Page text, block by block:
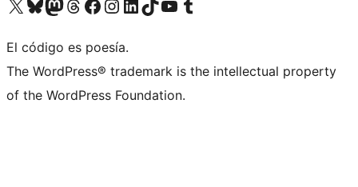
Visita nuestra cuenta de X (anteriormente Twitter)
Visita nuestra cuenta de Bluesky
Visita nuestra cuenta de Mastodon
Visita nuestra cuenta de Threads
Visita nuestra página de Facebook
Visita nuestra cuenta de Instagram
Visita nuestra cuenta de LinkedIn
Visita nuestra cuenta de TikTok
Visita nuestro canal de YouTube
Visita nuestra cuenta de Tumblr
El código es poesía.
The WordPress® trademark is the intellectual property
of the WordPress Foundation.